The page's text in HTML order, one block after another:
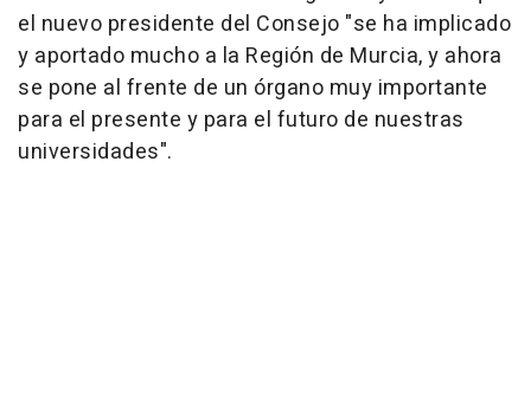
el nuevo presidente del Consejo "se ha implicado
y aportado mucho a la Región de Murcia, y ahora
se pone al frente de un órgano muy importante
para el presente y para el futuro de nuestras
universidades".